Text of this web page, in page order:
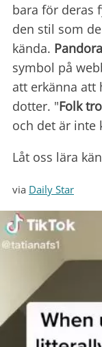
bara för deras
den stil som
kända. Pandora
symbol på
att erkänna att
dotter. "Folk
och det är inte
Låt oss lära
via Daily Star